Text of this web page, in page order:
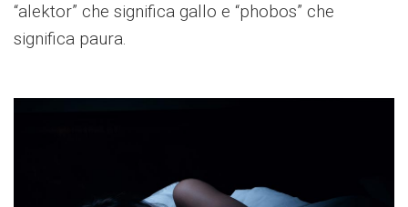
“alektor” che significa gallo e “phobos” che
significa paura.